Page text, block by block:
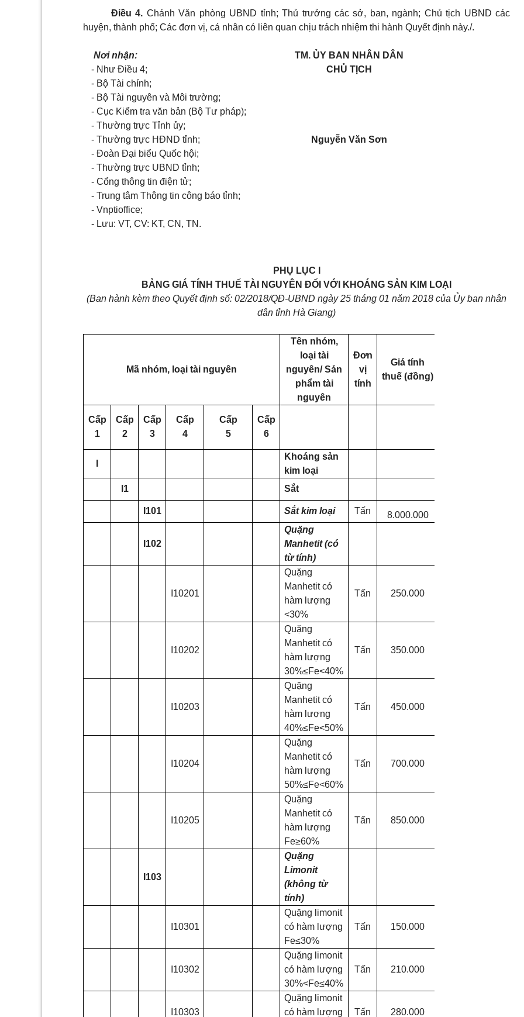
Điều 4. Chánh Văn phòng UBND tỉnh; Thủ trưởng các sở, ban, ngành; Chủ tịch UBND các
huyện, thành phố; Các đơn vị, cá nhân có liên quan chịu trách nhiệm thi hành Quyết định này./.
Nơi nhận:
- Như Điều 4;
- Bộ Tài chính;
- Bộ Tài nguyên và Môi trường;
- Cục Kiểm tra văn bản (Bộ Tư pháp);
- Thường trực Tỉnh ủy;
- Thường trực HĐND tỉnh;
- Đoàn Đại biểu Quốc hội;
- Thường trực UBND tỉnh;
- Cổng thông tin điện tử;
- Trung tâm Thông tin công báo tỉnh;
- Vnptioffice;
- Lưu: VT, CV: KT, CN, TN.
TM. ỦY BAN NHÂN DÂN
CHỦ TỊCH
Nguyễn Văn Sơn
PHỤ LỤC I
BẢNG GIÁ TÍNH THUẾ TÀI NGUYÊN ĐỐI VỚI KHOÁNG SẢN KIM LOẠI
(Ban hành kèm theo Quyết định số: 02/2018/QĐ-UBND ngày 25 tháng 01 năm 2018 của Ủy ban nhân
dân tỉnh Hà Giang)
Mã nhóm, loại tài nguyên
Tên nhóm,
loại tài
nguyên/ Sản
phẩm tài
nguyên
Đơn
vị
tính
Giá tính
thuế (đồng)
Cấp
1
Cấp
2
Cấp
3
Cấp
4
Cấp
5
Cấp
6
Khoáng sản
kim loại
I1
Sắt
I101 Sắt kim loại Tấn 8.000.000
I102
Quặng
Manhetit (có
từ tính)
I10201
Quặng
Manhetit có
hàm lượng
<30%
Tấn 250.000
I10202
Quặng
Manhetit có
hàm lượng
30%≤Fe<40%
Tấn 350.000
I10203
Quặng
Manhetit có
hàm lượng
40%≤Fe<50%
Tấn 450.000
I10204
Quặng
Manhetit có
hàm lượng
50%≤Fe<60%
Tấn 700.000
I10205
Quặng
Manhetit có
hàm lượng
Fe≥60%
Tấn 850.000
I103
Quặng
Limonit
(không từ
tính)
I10301
Quặng limonit
có hàm lượng
Fe≤30%
Tấn 150.000
I10302
Quặng limonit
có hàm lượng
30%<Fe≤40%
Tấn 210.000
I10303
Quặng limonit
có hàm lượng
Tấn 280.000